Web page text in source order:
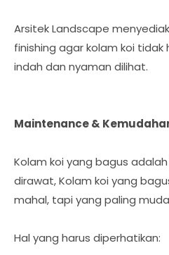
Arsitek Landscape
finishing agar kolam koi
indah dan nyaman dilihat.
Maintenance &
Kolam koi yang bagus
dirawat, Kolam koi yang
mahal, tapi yang paling
Hal yang harus diperhatikan: